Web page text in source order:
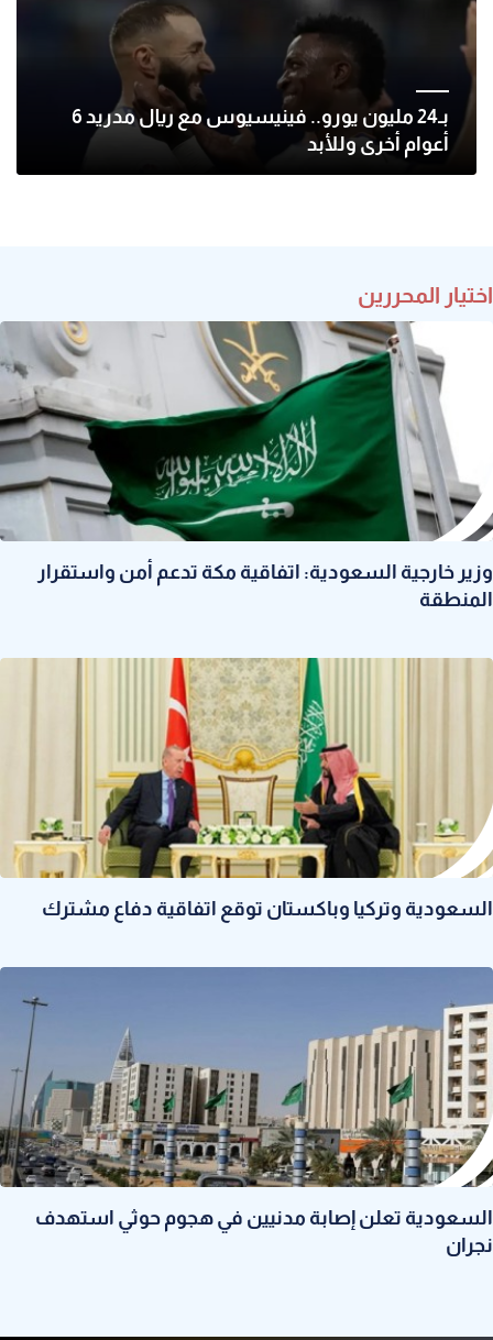
بـ24 مليون يورو.. فينيسيوس مع ريال مدريد 6
أعوام أخرى وللأبد
اختيار المحررين
وزير خارجية السعودية: اتفاقية مكة تدعم أمن واستقرار
المنطقة
السعودية وتركيا وباكستان توقع اتفاقية دفاع مشترك
السعودية تعلن إصابة مدنيين في هجوم حوثي استهدف
نجران